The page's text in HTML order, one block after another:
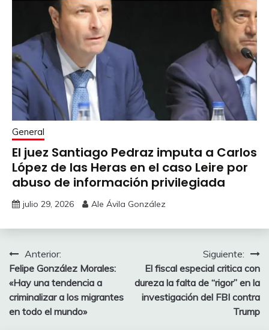
General
El juez Santiago Pedraz imputa a Carlos
López de las Heras en el caso Leire por
abuso de información privilegiada
julio 29, 2026 Ale Ávila González
Navegación
de
entradas
Anterior:
Felipe González Morales:
«Hay una tendencia a
criminalizar a los migrantes
en todo el mundo»
Siguiente:
El fiscal especial critica con
dureza la falta de “rigor” en la
investigación del FBI contra
Trump